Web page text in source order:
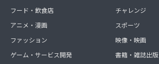
フード・飲食店
アニメ・漫画
ファッション
ゲーム・サービス開発
チャレンジ
スポーツ
映像・映画
書籍・雑誌出版